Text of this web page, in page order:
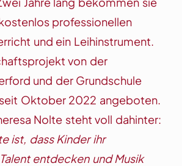
professionellen
und ein Leihinstrument.
von der
und der Grundschule
Oktober 2022 angeboten.
Nolte steht voll dahinter:
ist, dass Kinder ihr
entdecken und Musik